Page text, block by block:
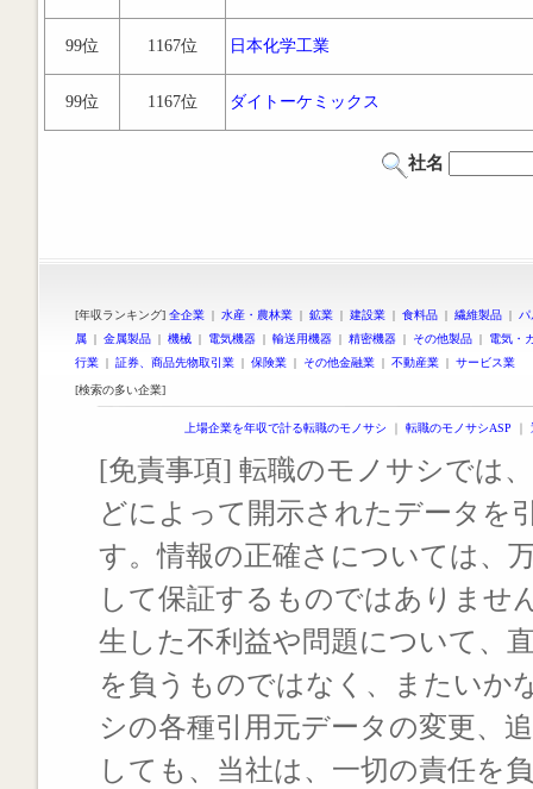
99位 1167位 日本化学工業
99位 1167位 ダイトーケミックス
社名
[年収ランキング] 全企業 | 水産・農林業 | 鉱業 | 建設業 | 食料品 | 繊維製品 |
属 | 金属製品 | 機械 | 電気機器 | 輸送用機器 | 精密機器 | その他製品 | 電気・
行業 | 証券、商品先物取引業 | 保険業 | その他金融業 | 不動産業 | サービス業
[検索の多い企業]
上場企業を年収で計る転職のモノサシ ｜ 転職のモノサシASP ｜
[免責事項] 転職のモノサシでは
どによって開示されたデータを
す。情報の正確さについては、
して保証するものではありませ
生した不利益や問題について、
を負うものではなく、またいか
シの各種引用元データの変更、
しても、当社は、一切の責任を